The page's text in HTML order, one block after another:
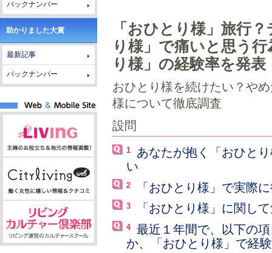
バックナンバー
助かりました大賞
最新記事
バックナンバー
「おひとり様」旅行
り様」で痛いと思う
り様」の経験率を発表
おひとり様を続けたい？や
様について徹底調査
設問
1
あなたが抱く「おひと
い
2 「おひとり様」で実際
3 「おひとり様」に関し
4
最近１年間で、以下の
か、「おひとり様」で経